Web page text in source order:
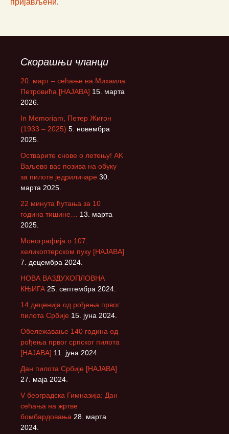
пријављени.
Скорашњи чланци
20. март – сећање на Михаила
Петровића [НАЈАВА] 15. марта
2026.
In Memoriam, Петер Жигон
(1933 – 2025) 5. новембра
2025.
Остварите снове о летењу! АK
Ваљево вас позива на обуку
за пилоте једриличаре 30.
марта 2025.
22 минута ћутања за 10
година тишине…
13. марта
2025.
Монографија о 107.
хеликоптерском пуку [НАЈАВА]
7. децембра 2024.
НОВА ВАЗДУХОПЛОВНА
КЊИГА 25. септембра 2024.
14 деценија од рођења првог
пилота Србије 15. јуна 2024.
Обележавање 140 година од
рођења првог српског пилота
[НАЈАВА] 11. јуна 2024.
Дан пилота Србије [НАЈАВА]
27. маја 2024.
V београдска Гимназија: Дан
сећања на жртве
бомбардовања 28. марта
2024.